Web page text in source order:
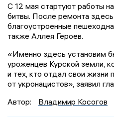
С 12 мая стартуют работы
битвы. После ремонта здесь
благоустроенные
также Аллея Героев.
«Именно здесь установим
уроженцев Курской земли,
и тех, кто отдал свои жизни
от укронацистов», заявил
Автор:
Владимир Косогов